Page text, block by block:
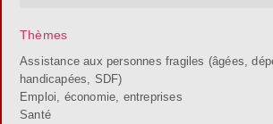
Thèmes
Assistance aux personnes fragiles (âgées,
handicapées, SDF)
Emploi, économie, entreprises
Santé